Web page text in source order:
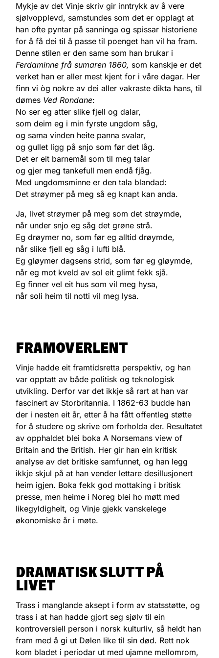
Mykje av det Vinje skriv gir inntrykk av å vere
sjølvopplevd, samstundes som det er opplagt at
han ofte pyntar på sanninga og spissar historiene
for å få dei til å passe til poenget han vil ha fram.
Denne stilen er den same som han brukar i
Ferdaminne frå sumaren 1860, som kanskje er det
verket han er aller mest kjent for i våre dagar. Her
finn vi òg nokre av dei aller vakraste dikta hans, til
dømes Ved Rondane:
No ser eg atter slike fjell og dalar,
som deim eg i min fyrste ungdom såg,
og sama vinden heite panna svalar,
og gullet ligg på snjo som før det låg.
Det er eit barnemål som til meg talar
og gjer meg tankefull men endå fjåg.
Med ungdomsminne er den tala blandad:
Det strøymer på meg så eg knapt kan anda.
Ja, livet strøymer på meg som det strøymde,
når under snjo eg såg det grøne strå.
Eg drøymer no, som før eg alltid drøymde,
når slike fjell eg såg i lufti blå.
Eg gløymer dagsens strid, som før eg gløymde,
når eg mot kveld av sol eit glimt fekk sjå.
Eg finner vel eit hus som vil meg hysa,
når soli heim til notti vil meg lysa.
FRAMOVERLENT
Vinje hadde eit framtidsretta perspektiv, og han
var opptatt av både politisk og teknologisk
utvikling. Derfor var det ikkje så rart at han var
fascinert av Storbritannia. I 1862-63 budde han
der i nesten eit år, etter å ha fått offentleg støtte
for å studere og skrive om forholda der. Resultatet
av opphaldet blei boka A Norsemans view of
Britain and the British. Her gir han ein kritisk
analyse av det britiske samfunnet, og han legg
ikkje skjul på at han vender lettare desillusjonert
heim igjen. Boka fekk god mottaking i britisk
presse, men heime i Noreg blei ho møtt med
likegyldigheit, og Vinje gjekk vanskelege
økonomiske år i møte.
DRAMATISK SLUTT PÅ
LIVET
Trass i manglande aksept i form av statsstøtte, og
trass i at han hadde gjort seg sjølv til ein
kontroversiell person i norsk kulturliv, så heldt han
fram med å gi ut Dølen like til sin død. Rett nok
kom bladet i periodar ut med ujamne mellomrom,